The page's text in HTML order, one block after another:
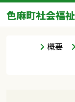
色麻町社会福
概要